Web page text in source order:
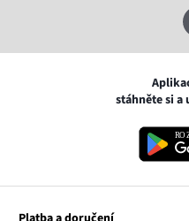
stáhněte si a